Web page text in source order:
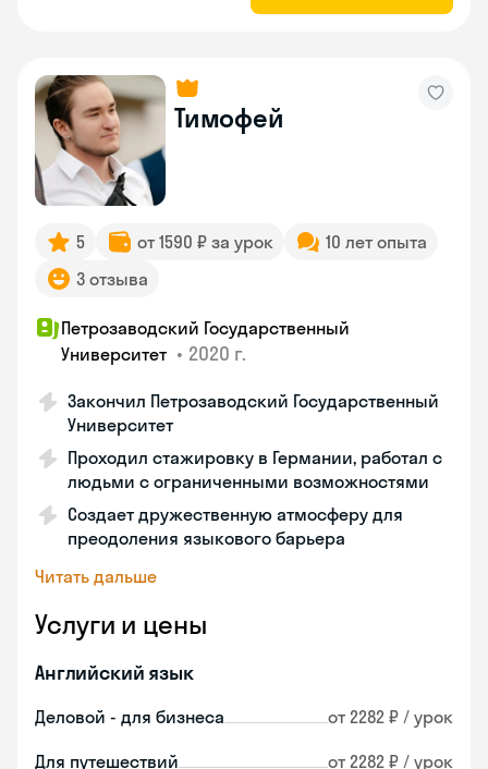
Тимофей
5 от 1590 ₽ за урок
10 лет опыта
3 отзыва
Петрозаводский Государственный
Университет • 2020 г.
Закончил Петрозаводский Государственный
Университет
Проходил стажировку в Германии, работал с
людьми с ограниченными возможностями
Создает дружественную атмосферу для
преодоления языкового барьера
Читать дальше
Услуги и цены
Английский язык
Деловой - для бизнеса от 2282 ₽ / урок
Для путешествий от 2282 ₽ / урок